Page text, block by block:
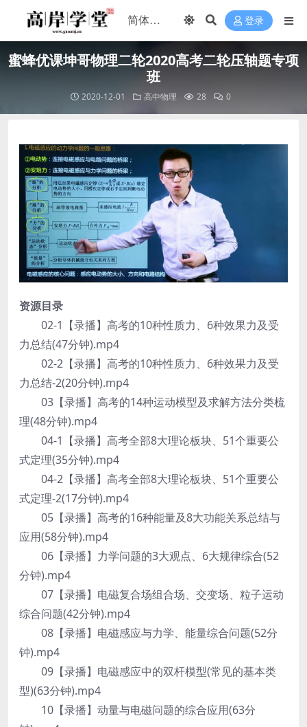
登录
蜜蜂优课坤哥物理二轮2020高考二轮压轴题专项
班
2020-12-01 高中物理 28 0
资源目录
02-1【录播】高考的10种性质力、6种效果力及受
力总结(47分钟).mp4
02-2【录播】高考的10种性质力、6种效果力及受
力总结-2(20分钟).mp4
03【录播】高考的14种运动模型及求解方法分类梳
理(48分钟).mp4
04-1【录播】高考全部8大理论板块、51个重要公
式定理(35分钟).mp4
04-2【录播】高考全部8大理论板块、51个重要公
式定理-2(17分钟).mp4
05【录播】高考的16种能量及8大功能关系总结与
应用(58分钟).mp4
06【录播】力学问题的3大观点、6大规律综合(52
分钟).mp4
07【录播】电磁复合场组合场、交变场、粒子运动
综合问题(42分钟).mp4
08【录播】电磁感应与力学、能量综合问题(52分
钟).mp4
09【录播】电磁感应中的双杆模型(常见的基本类
型)(63分钟).mp4
10【录播】动量与电磁问题的综合应用(63分